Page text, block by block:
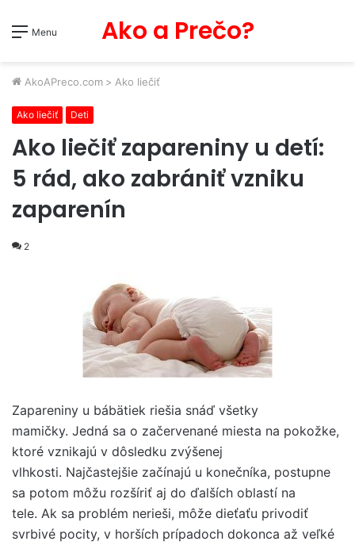
Menu Ako a Prečo?
AkoAPreco.com > Ako liečiť
Ako liečiť Deti
Ako liečiť zapareniny u detí:
5 rád, ako zabrániť vzniku
zaparenín
2
Zapareniny u bábätiek riešia snáď všetky
mamičky. Jedná sa o začervenané miesta na pokožke,
ktoré vznikajú v dôsledku zvýšenej
vlhkosti. Najčastejšie začínajú u konečníka, postupne
sa potom môžu rozšíriť aj do ďalších oblastí na
tele. Ak sa problém nerieši, môže dieťaťu privodiť
svrbivé pocity, v horších prípadoch dokonca až veľké